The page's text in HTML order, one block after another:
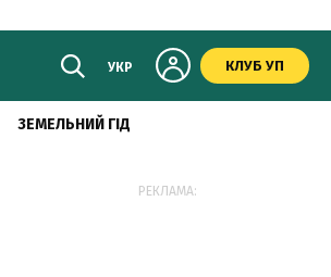
УКР КЛУБ УП
ЗЕМЕЛЬНИЙ ГІД
РЕКЛАМА: